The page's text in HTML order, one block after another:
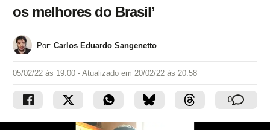
os melhores do Brasil’
Por: Carlos Eduardo Sangenetto
05/02/22 às 19:00 - Atualizado em 20/02/22 às 20:58
0